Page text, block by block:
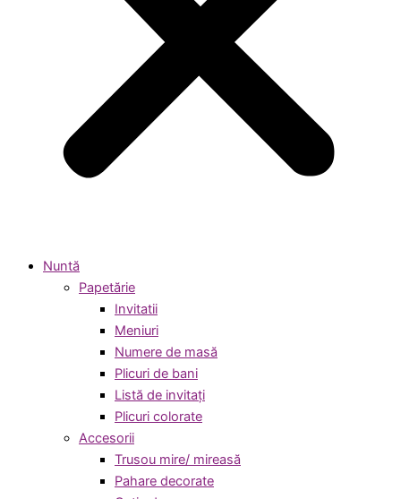
Nuntă
Papetărie
Invitatii
Meniuri
Numere de masă
Plicuri de bani
Listă de invitați
Plicuri colorate
Accesorii
Trusou mire/ mireasă
Pahare decorate